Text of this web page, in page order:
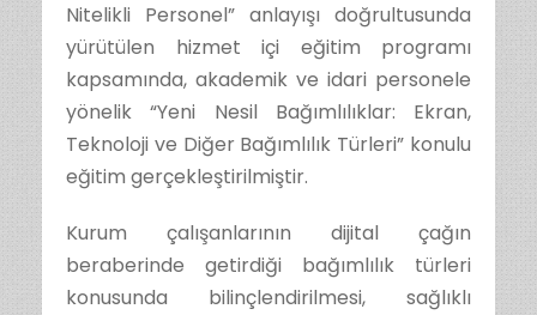
Nitelikli Personel” anlayışı doğrultusunda
yürütülen hizmet içi eğitim programı
kapsamında, akademik ve idari personele
yönelik “Yeni Nesil Bağımlılıklar: Ekran,
Teknoloji ve Diğer Bağımlılık Türleri” konulu
eğitim gerçekleştirilmiştir.
Kurum çalışanlarının dijital çağın
beraberinde getirdiği bağımlılık türleri
konusunda bilinçlendirilmesi, sağlıklı